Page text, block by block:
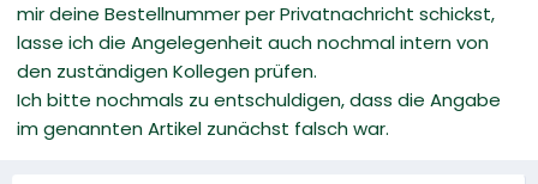
mir deine Bestellnummer per Privatnachricht schickst,
lasse ich die Angelegenheit auch nochmal intern von
den zuständigen Kollegen prüfen.
Ich bitte nochmals zu entschuldigen, dass die Angabe
im genannten Artikel zunächst falsch war.